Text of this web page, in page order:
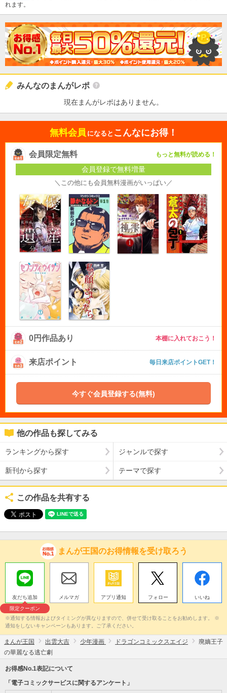
れます。
みんなのまんがレポ
現在まんがレポはありません。
無料会員 になると こんなにお得！
会員限定無料 もっと無料が読める！
会員登録で無料増量
＼この他にも会員無料漫画がいっぱい／
0円作品あり 本棚に入れておこう！
来店ポイント 毎日来店ポイントGET！
今すぐ会員登録する(無料)
他の作品も探してみる
ランキングから探す ジャンルで探す
新刊から探す テーマで探す
この作品を共有する
まんが王国のお得情報を受け取ろう
友だち追加
限定クーポン
メルマガ アプリ通知 フォロー いいね
※通知する情報およびタイミングが異なりますので、併せて受け取ることをお勧めします。 ※
通知をしないキャンペーンもあります。ご了承ください。
まんが王国 出雲大吉 少年漫画 ドラゴンコミックスエイジ
廃嫡王子
の華麗なる逃亡劇
お得感No.1表記について
「電子コミックサービスに関するアンケート」